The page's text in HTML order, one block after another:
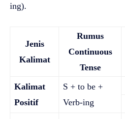
ing).
Jenis
Kalimat
Rumus
Continuous
Tense
Kalimat
Positif
S + to be +
Verb-ing